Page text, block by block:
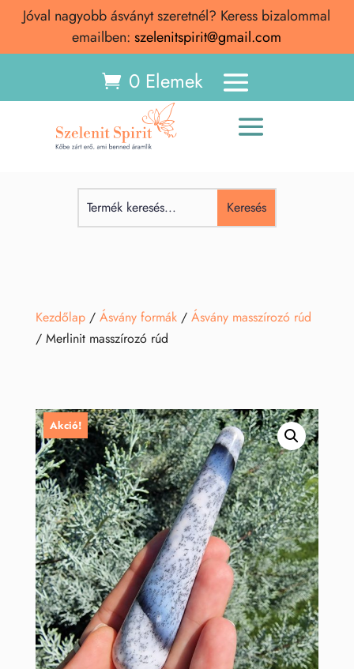
Jóval nagyobb ásványt szeretnél? Keress bizalommal
emailben: szelenitspirit@gmail.com
0 Elemek
Kezdőlap/ Ásvány formák/ Ásvány masszírozó rúd
/ Merlinit masszírozó rúd
Akció!